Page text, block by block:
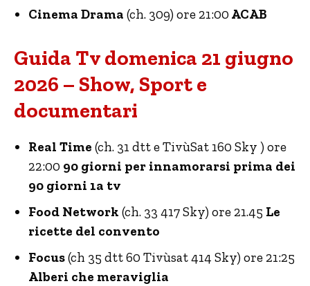
Cinema Drama (ch. 309) ore 21:00 ACAB
Guida Tv domenica 21 giugno
2026 – Show, Sport e
documentari
Real Time (ch. 31 dtt e TivùSat 160 Sky ) ore
22:00 90 giorni per innamorarsi prima dei
90 giorni 1a tv
Food Network (ch. 33 417 Sky) ore 21.45 Le
ricette del convento
Focus(ch 35 dtt 60 Tivùsat 414 Sky) ore 21:25
Alberi che meraviglia